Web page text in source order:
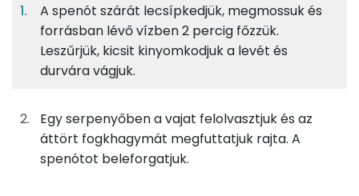
A gombóchoz
150gspenót
15g vaj
108 kcal
10%
Fehérje
15%
Szénhidrát
15%
Zsír
Víz
TOP ásványi anyagok
Nátrium
Kálcium
A spenót szárát lecsípkedjük, megmossuk és
forrásban lévő vízben 2 percig főzzük.
Leszűrjük, kicsit kinyomkodjuk a levét és
durvára vágjuk.
Egy serpenyőben a vajat felolvasztjuk és az
áttört fogkhagymát megfuttatjuk rajta. A
spenótot beleforgatjuk.